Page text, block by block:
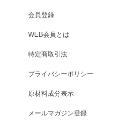
会員登録
WEB会員とは
特定商取引法
プライバシーポリシー
原材料成分表示
メールマガジン登録